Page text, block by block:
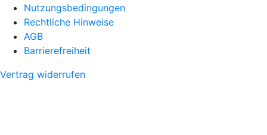
Nutzungsbedingungen
Rechtliche Hinweise
AGB
Barrierefreiheit
Vertrag widerrufen